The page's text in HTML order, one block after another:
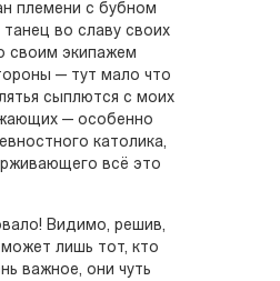
племени с бубном
во славу своих
своим экипажем
— тут мало что
сыплются с моих
— особенно
католика,
всё это
Видимо, решив,
может лишь тот, кто
важное, они чуть